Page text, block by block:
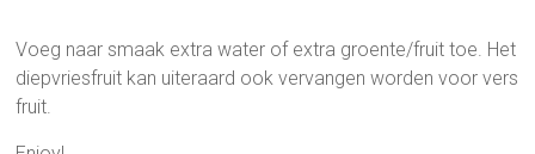
Voeg naar smaak extra water of extra groente/fruit toe. Het
diepvriesfruit kan uiteraard ook vervangen worden voor vers
fruit.